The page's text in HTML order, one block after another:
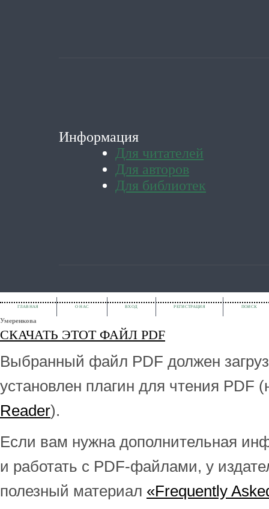
Информация
Для читателей
Для авторов
Для библиотек
ГЛАВНАЯ О НАС ВХОД РЕГИСТРАЦИЯ ПОИСК
Умеренкова
СКАЧАТЬ ЭТОТ ФАЙЛ PDF
Выбранный файл PDF должен
установлен плагин для чтения PDF
Reader).
Если вам нужна дополнительная
и работать с PDF-файлами, у
полезный материал «Frequently